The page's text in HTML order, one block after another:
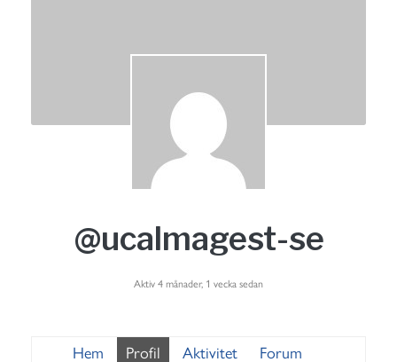
@ucalmagest-se
Aktiv 4 månader, 1 vecka sedan
Hem Profil Aktivitet
Forum